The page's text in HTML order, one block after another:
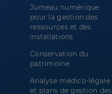
Jumeau numérique
pour la gestion des
ressources et des
installations
Conservation du
patrimoine
Analyse médico-légale
et plans de gestion des